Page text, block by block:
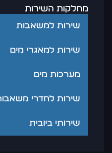
מחלקות השירות
שירות למשאבות
שירות למאגרי מים
מערכות מים
שירות לחדרי משאבות
שירותי ביובית